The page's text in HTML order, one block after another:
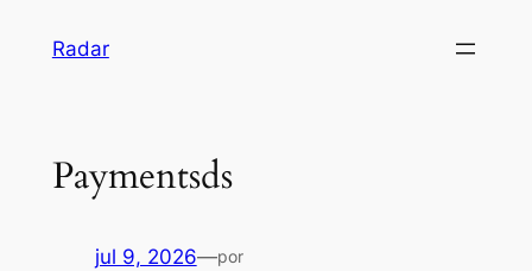
Radar
Paymentsds
jul 9, 2026—por